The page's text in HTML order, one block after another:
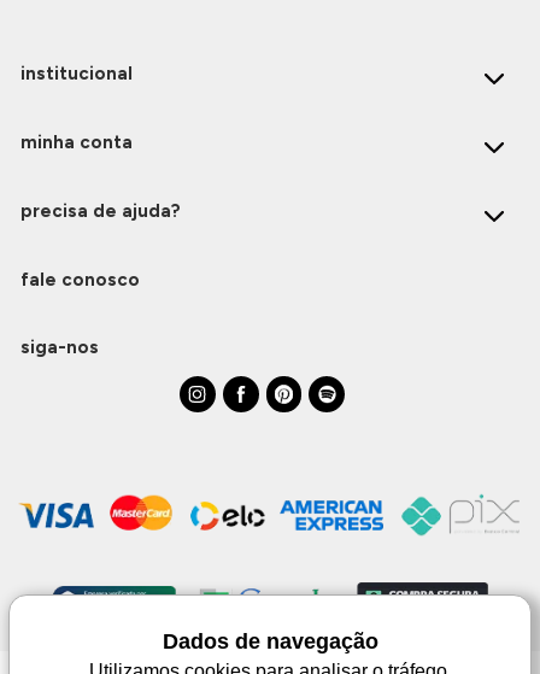
institucional
minha conta
precisa de ajuda?
fale conosco
siga-nos
Dados de navegação